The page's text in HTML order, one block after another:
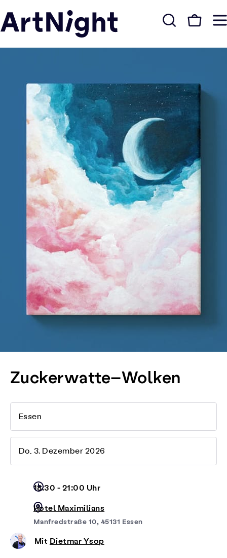
Zuckerwatte–Wolken
Essen
Do, 3. Dezember 2026
18:30 - 21:00 Uhr
Hotel Maximilians
Manfredstraße 10, 45131 Essen
Mit Dietmar Ysop